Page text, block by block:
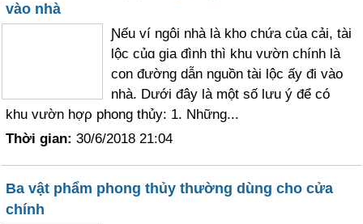
vào nhà
Ɲếu ví ngôi nhà là kho chứa của cải, tài
lộc củɑ gia đình thì khu vườn chính là
con đường dẫn nguồn tài lộc ấу đi vào
nhà. Dưới đây là một số lưu ý để có
khu vườn hợρ phong thủy: 1. Những...
Thời gian: 30/6/2018 21:04
Ba vật phẩm phong thủy thường dùng cho cửa
chính